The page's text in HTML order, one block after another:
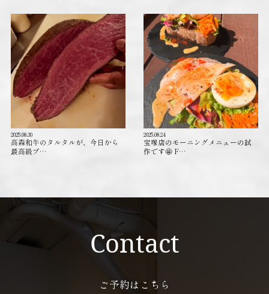
2025.08.30
高森和牛のタルタルが、今日から
最高級ブ…
2025.08.24
宝塚店のモーニングメニューの試
作です🤩 F…
Contact
ご予約はこちら